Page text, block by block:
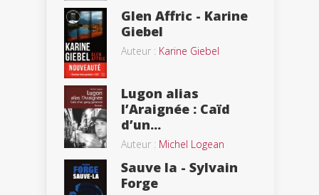
Glen Affric - Karine
Giebel
Auteur : Karine Giebel
Lugon alias
l’Araignée : Caïd
d’un...
Auteur : Michel Logean
Sauve la - Sylvain
Forge